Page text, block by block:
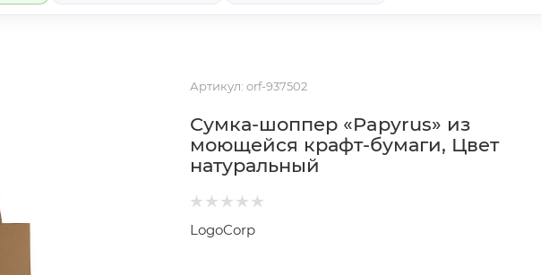
Артикул: orf-937502
Сумка-шоппер «Papyrus» из
моющейся крафт-бумаги, Цвет
натуральный
LogoCorp